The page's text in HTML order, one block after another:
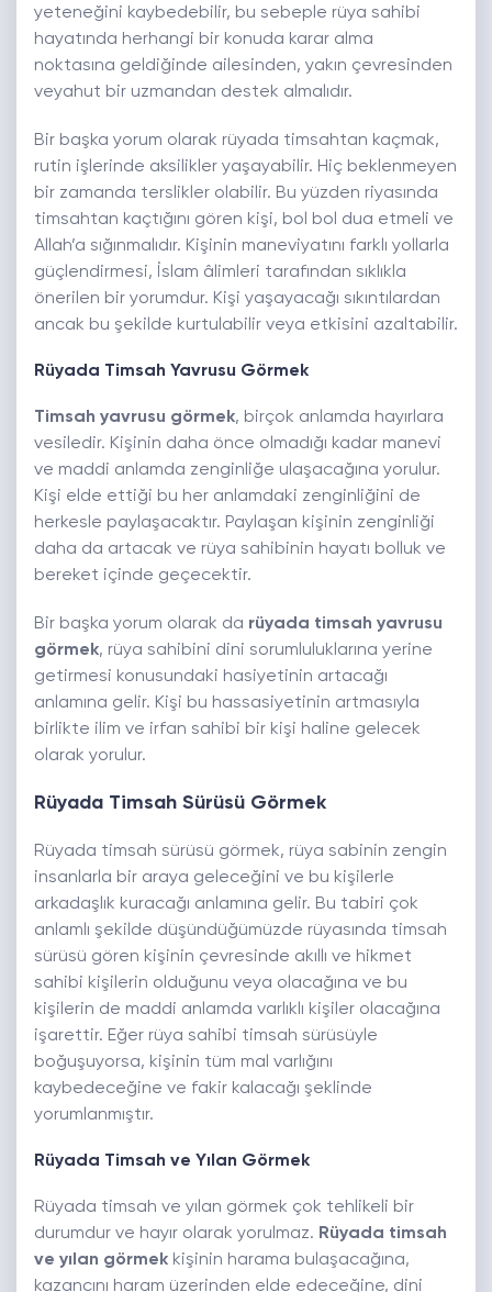
yeteneğini kaybedebilir, bu sebeple rüya sahibi
hayatında herhangi bir konuda karar alma
noktasına geldiğinde ailesinden, yakın çevresinden
veyahut bir uzmandan destek almalıdır.
Bir başka yorum olarak rüyada timsahtan kaçmak,
rutin işlerinde aksilikler yaşayabilir. Hiç beklenmeyen
bir zamanda terslikler olabilir. Bu yüzden riyasında
timsahtan kaçtığını gören kişi, bol bol dua etmeli ve
Allah’a sığınmalıdır. Kişinin maneviyatını farklı yollarla
güçlendirmesi, İslam âlimleri tarafından sıklıkla
önerilen bir yorumdur. Kişi yaşayacağı sıkıntılardan
ancak bu şekilde kurtulabilir veya etkisini azaltabilir.
Rüyada Timsah Yavrusu Görmek
Timsah yavrusu görmek, birçok anlamda hayırlara
vesiledir. Kişinin daha önce olmadığı kadar manevi
ve maddi anlamda zenginliğe ulaşacağına yorulur.
Kişi elde ettiği bu her anlamdaki zenginliğini de
herkesle paylaşacaktır. Paylaşan kişinin zenginliği
daha da artacak ve rüya sahibinin hayatı bolluk ve
bereket içinde geçecektir.
Bir başka yorum olarak da rüyada timsah yavrusu
görmek, rüya sahibini dini sorumluluklarına yerine
getirmesi konusundaki hasiyetinin artacağı
anlamına gelir. Kişi bu hassasiyetinin artmasıyla
birlikte ilim ve irfan sahibi bir kişi haline gelecek
olarak yorulur.
Rüyada Timsah Sürüsü Görmek
Rüyada timsah sürüsü görmek, rüya sabinin zengin
insanlarla bir araya geleceğini ve bu kişilerle
arkadaşlık kuracağı anlamına gelir. Bu tabiri çok
anlamlı şekilde düşündüğümüzde rüyasında timsah
sürüsü gören kişinin çevresinde akıllı ve hikmet
sahibi kişilerin olduğunu veya olacağına ve bu
kişilerin de maddi anlamda varlıklı kişiler olacağına
işarettir. Eğer rüya sahibi timsah sürüsüyle
boğuşuyorsa, kişinin tüm mal varlığını
kaybedeceğine ve fakir kalacağı şeklinde
yorumlanmıştır.
Rüyada Timsah ve Yılan Görmek
Rüyada timsah ve yılan görmek çok tehlikeli bir
durumdur ve hayır olarak yorulmaz. Rüyada timsah
ve yılan görmek kişinin harama bulaşacağına,
kazancını haram üzerinden elde edeceğine, dini